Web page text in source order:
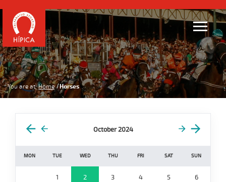
You are at: Home Horses
October 2024
MON TUE WED THU FRI SAT SUN
1 2 3 4 5 6